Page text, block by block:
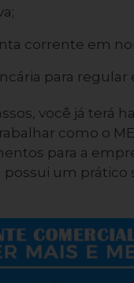
corrente em
para
você já terá
como o
para a
um prático